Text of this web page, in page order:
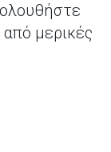
μερικές